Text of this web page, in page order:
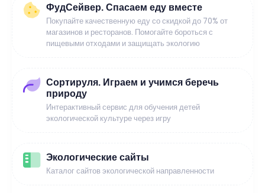
ФудСейвер. Спасаем еду вместе
Покупайте качественную еду со скидкой до 70% от
магазинов и ресторанов. Помогайте бороться с
пищевыми отходами и защищать экологию
Сортируля. Играем и учимся беречь
природу
Интерактивный сервис для обучения детей
экологической культуре через игру
Экологические сайты
Каталог сайтов экологической направленности